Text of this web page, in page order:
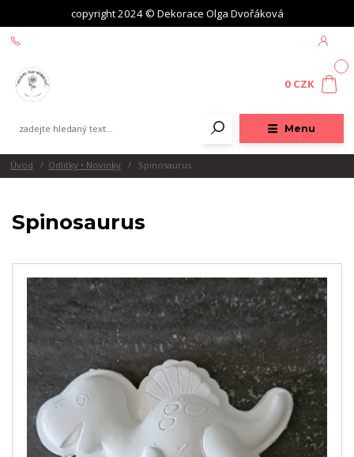
copyright 2024 © Dekorace Olga Dvořáková
Menu
0 CZK
Úvod Odlitky • Novinky Spinosaurus
Spinosaurus